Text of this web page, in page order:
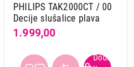
PHILIPS TAK2000CT / 00
Decije slušalice plava
1.999,00